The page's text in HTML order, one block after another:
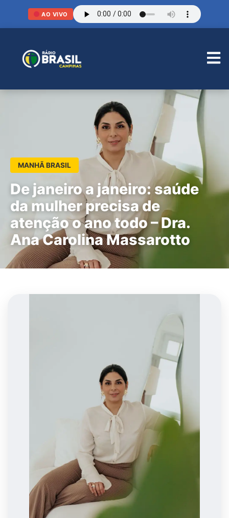
AO VIVO
MANHÃ BRASIL
De janeiro a janeiro: saúde
da mulher precisa de
atenção o ano todo – Dra.
Ana Carolina Massarotto